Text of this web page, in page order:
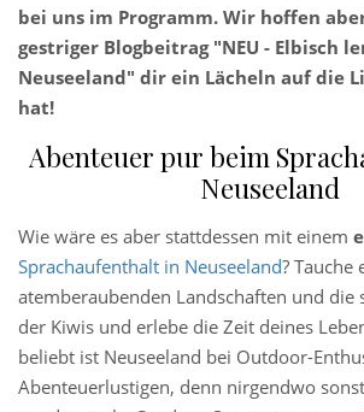
bei uns im Programm. Wir hoffen
gestriger Blogbeitrag "NEU - Elbisch
Neuseeland" dir ein Lächeln auf die
hat!
Abenteuer pur beim
Neuseeland
Wie wäre es aber stattdessen mit einem
Sprachaufenthalt in Neuseeland? Tauche
atemberaubenden Landschaften und die
der Kiwis und erlebe die Zeit deines
beliebt ist Neuseeland bei Outdoor-
Abenteuerlustigen, denn nirgendwo